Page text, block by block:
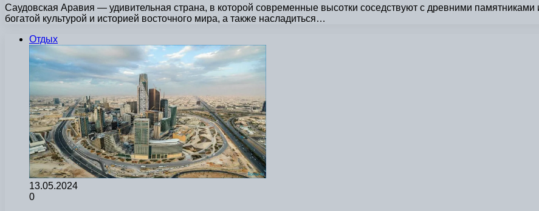
Саудовская Аравия — удивительная страна, в которой современные высотки соседствуют с древними
богатой культурой и историей восточного мира, а также насладиться…
Отдых
13.05.2024
0